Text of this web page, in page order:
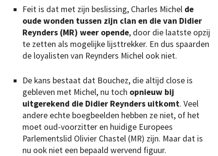
Feit is dat met zijn beslissing, Charles Michel de
oude wonden tussen zijn clan en die van Didier
Reynders (MR) weer opende, door die laatste opzij
te zetten als mogelijke lijsttrekker. En dus spaarden
de loyalisten van Reynders Michel ook niet.
De kans bestaat dat Bouchez, die altijd close is
gebleven met Michel, nu toch opnieuw bij
uitgerekend die Didier Reynders uitkomt. Veel
andere echte boegbeelden hebben ze niet, of het
moet oud-voorzitter en huidige Europees
Parlementslid Olivier Chastel (MR) zijn. Maar dat is
nu ook niet een bepaald wervend figuur.